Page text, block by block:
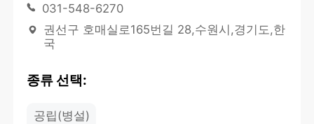
031-548-6270
권선구 호매실로165번길 28,수원시,경기도,한
국
종류 선택:
공립(병설)